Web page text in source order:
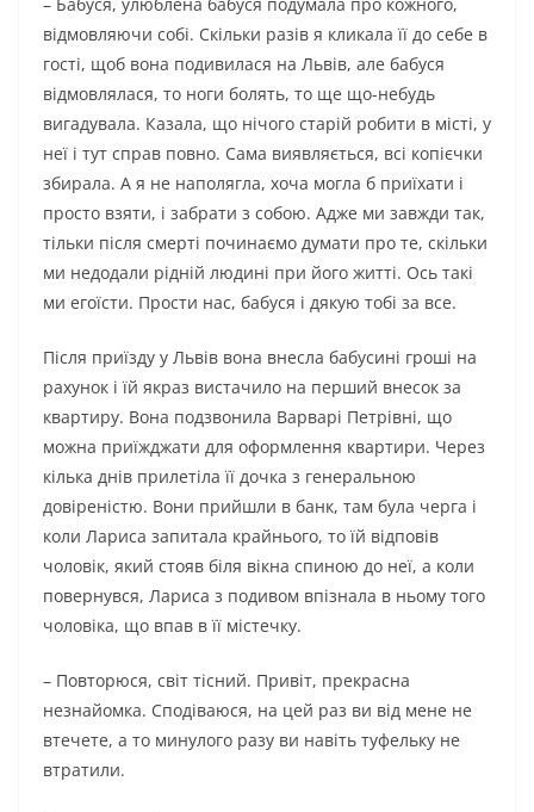
– Бабуся, улюблена бабуся подумала про кожного,
відмовляючи собі. Скільки разів я кликала її до себе в
гості, щоб вона подивилася на Львів, але бабуся
відмовлялася, то ноги болять, то ще що-небудь
вигадувала. Казала, що нічого старій робити в місті, у
неї і тут справ повно. Сама виявляється, всі копієчки
збирала. А я не наполягла, хоча могла б приїхати і
просто взяти, і забрати з собою. Адже ми завжди так,
тільки після смерті починаємо думати про те, скільки
ми недодали рідній людині при його житті. Ось такі
ми егоїсти. Прости нас, бабуся і дякую тобі за все.
Після приїзду у Львів вона внесла бабусині гроші на
рахунок і їй якраз вистачило на перший внесок за
квартиру. Вона подзвонила Варварі Петрівні, що
можна приїжджати для оформлення квартири. Через
кілька днів прилетіла її дочка з генеральною
довіреністю. Вони прийшли в банк, там була черга і
коли Лариса запитала крайнього, то їй відповів
чоловік, який стояв біля вікна спиною до неї, а коли
повернувся, Лариса з подивом впізнала в ньому того
чоловіка, що впав в її містечку.
– Повторюся, світ тісний. Привіт, прекрасна
незнайомка. Сподіваюся, на цей раз ви від мене не
втечете, а то минулого разу ви навіть туфельку не
втратили.